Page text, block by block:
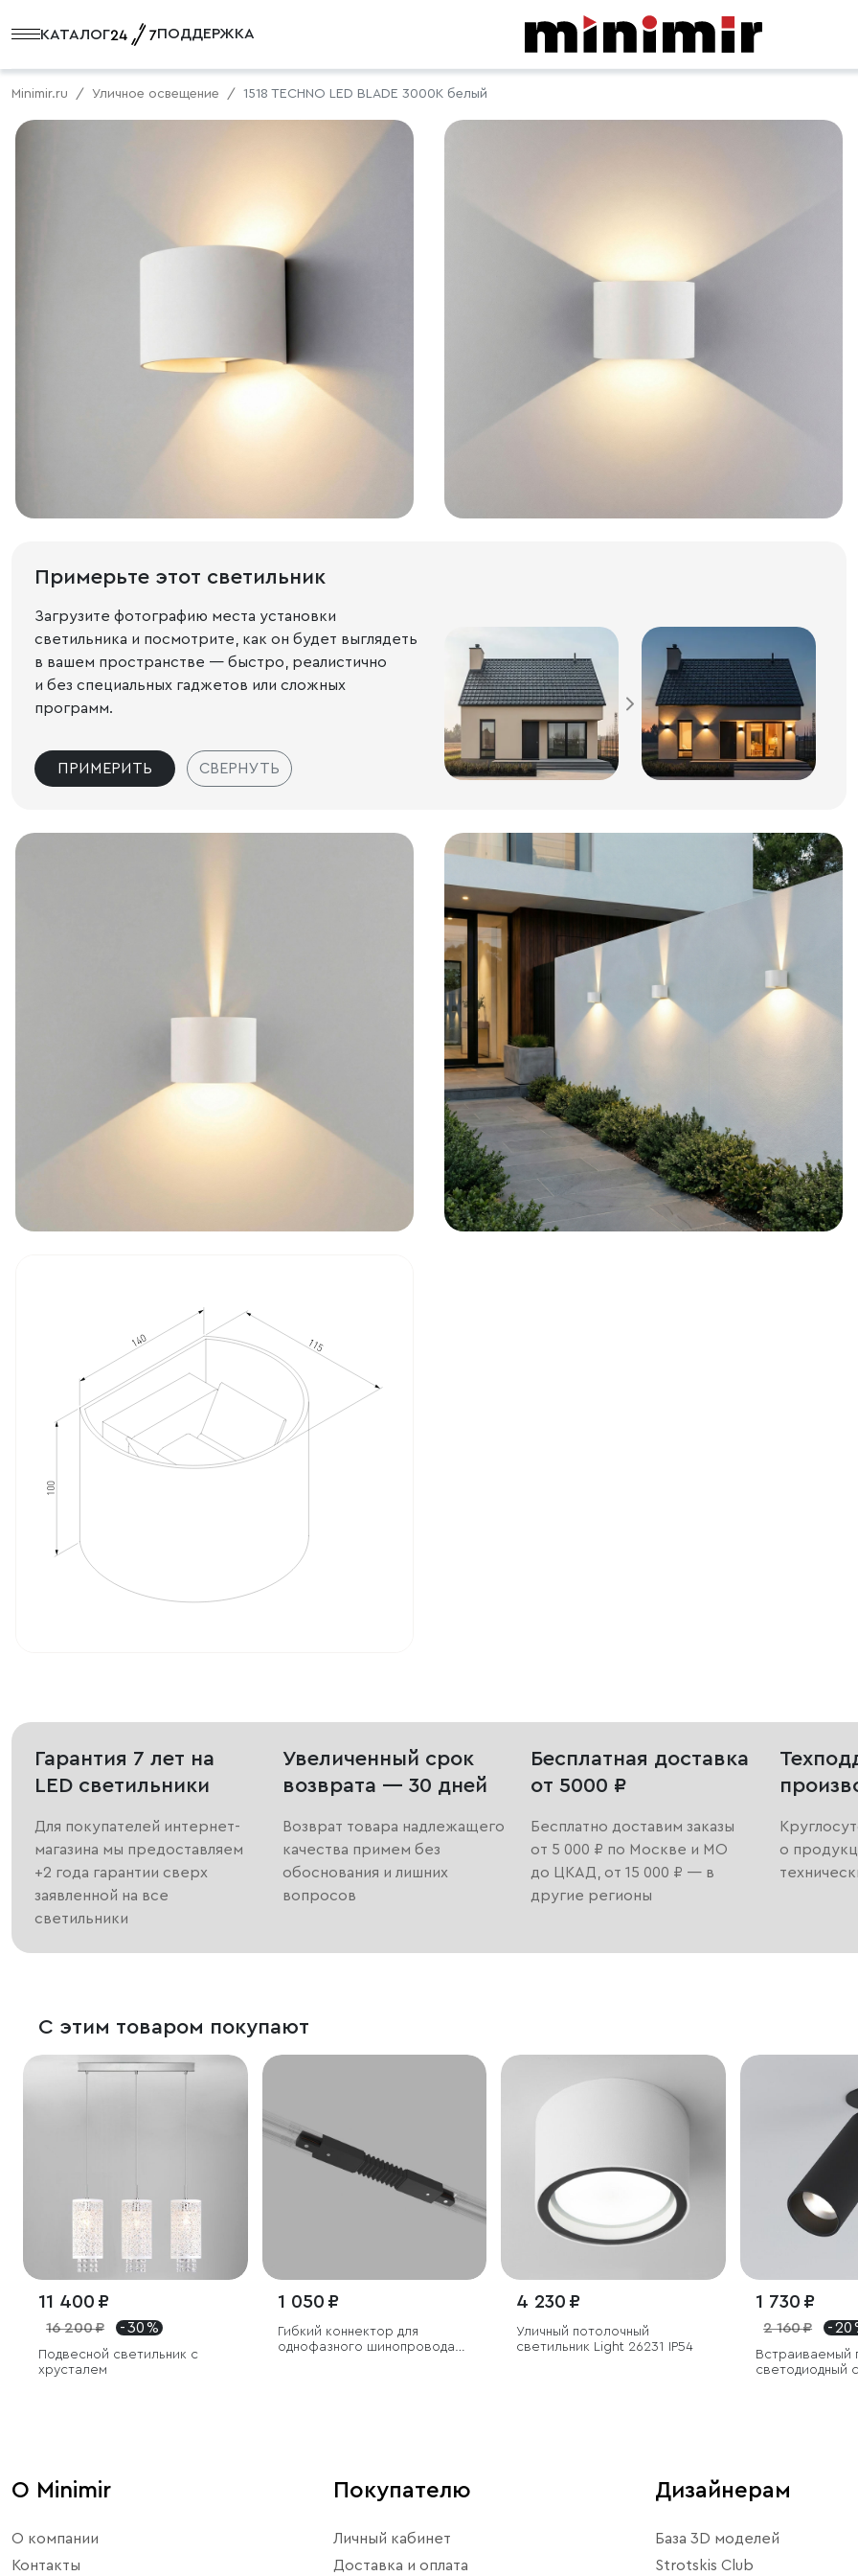
КАТАЛОГ ПОДДЕРЖКА
Minimir.ru Уличное освещение 1518 TECHNO LED BLADE 3000K белый
Примерьте этот светильник
Загрузите фотографию места установки
светильника и посмотрите, как он будет выглядеть
в вашем пространстве — быстро, реалистично
и без специальных гаджетов или сложных
программ.
ПРИМЕРИТЬ СВЕРНУТЬ
Гарантия 7 лет на
LED светильники
Для покупателей интернет-
магазина мы предоставляем
+2 года гарантии сверх
заявленной на все
светильники
Увеличенный срок
возврата — 30 дней
Возврат товара надлежащего
качества примем без
обоснования и лишних
вопросов
Бесплатная доставка
от 5000 ₽
Бесплатно доставим заказы
от 5 000 ₽ по Москве и МО
до ЦКАД, от 15 000 ₽ — в
другие регионы
о
С этим товаром покупают
11 400 ₽
16 200 ₽ - 30 %
Подвесной светильник с
хрусталем
1 050 ₽
Гибкий коннектор для
однофазного шинопровода
4 230 ₽
Уличный потолочный
светильник Light 26231 IP54
1 730 ₽
2 160 ₽ - 20
Встраиваемый
светодиодный
О Minimir
О компании
Контакты
Покупателю
Личный кабинет
Доставка и оплата
Дизайнерам
База 3D моделей
Strotskis Club